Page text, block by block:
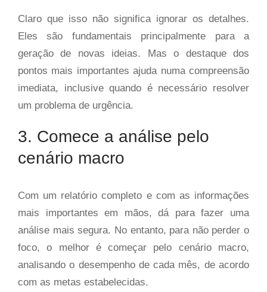
Claro que isso não significa ignorar os detalhes.
Eles são fundamentais principalmente para a
geração de novas ideias. Mas o destaque dos
pontos mais importantes ajuda numa compreensão
imediata, inclusive quando é necessário resolver
um problema de urgência.
3. Comece a análise pelo
cenário macro
Com um relatório completo e com as informações
mais importantes em mãos, dá para fazer uma
análise mais segura. No entanto, para não perder o
foco, o melhor é começar pelo cenário macro,
analisando o desempenho de cada mês, de acordo
com as metas estabelecidas.